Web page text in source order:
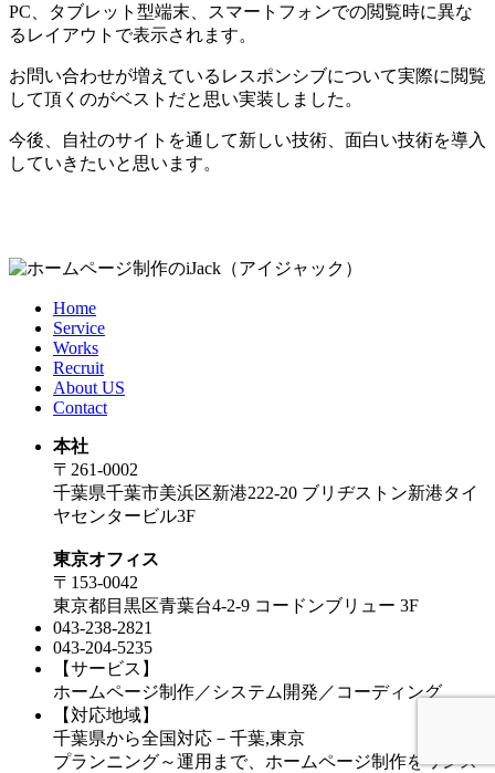
PC、タブレット型端末、スマートフォンでの閲覧時に異な
るレイアウトで表示されます。
お問い合わせが増えているレスポンシブについて実際に閲覧
して頂くのがベストだと思い実装しました。
今後、自社のサイトを通して新しい技術、面白い技術を導入
していきたいと思います。
Home
Service
Works
Recruit
About US
Contact
本社
〒261-0002
千葉県千葉市美浜区新港222-20 ブリヂストン新港タイ
ヤセンタービル3F
東京オフィス
〒153-0042
東京都目黒区青葉台4-2-9 コードンブリュー 3F
043-238-2821
043-204-5235
【サービス】
ホームページ制作／システム開発／コーディング
【対応地域】
千葉県から全国対応－千葉,東京
プランニング～運用まで、ホームページ制作をワンス